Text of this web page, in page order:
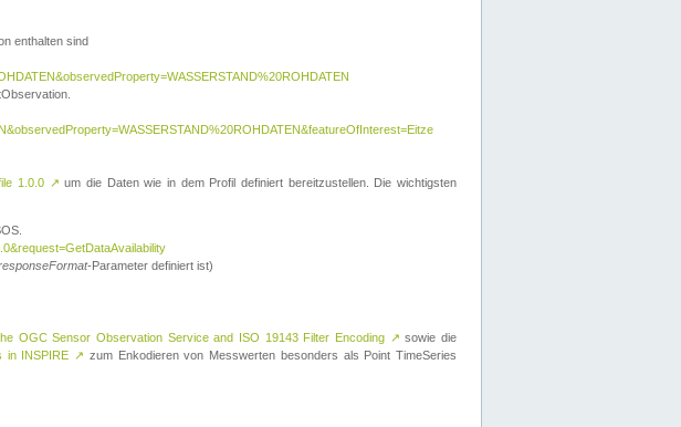
enthalten sind
1.0.0 ↗ um die Daten wie in dem Profil definiert bereitzustellen. Die wichtigsten
-Parameter definiert ist)
OGC Sensor Observation Service and ISO 19143 Filter Encoding ↗ sowie die
in INSPIRE ↗ zum Enkodieren von Messwerten besonders als Point TimeSeries